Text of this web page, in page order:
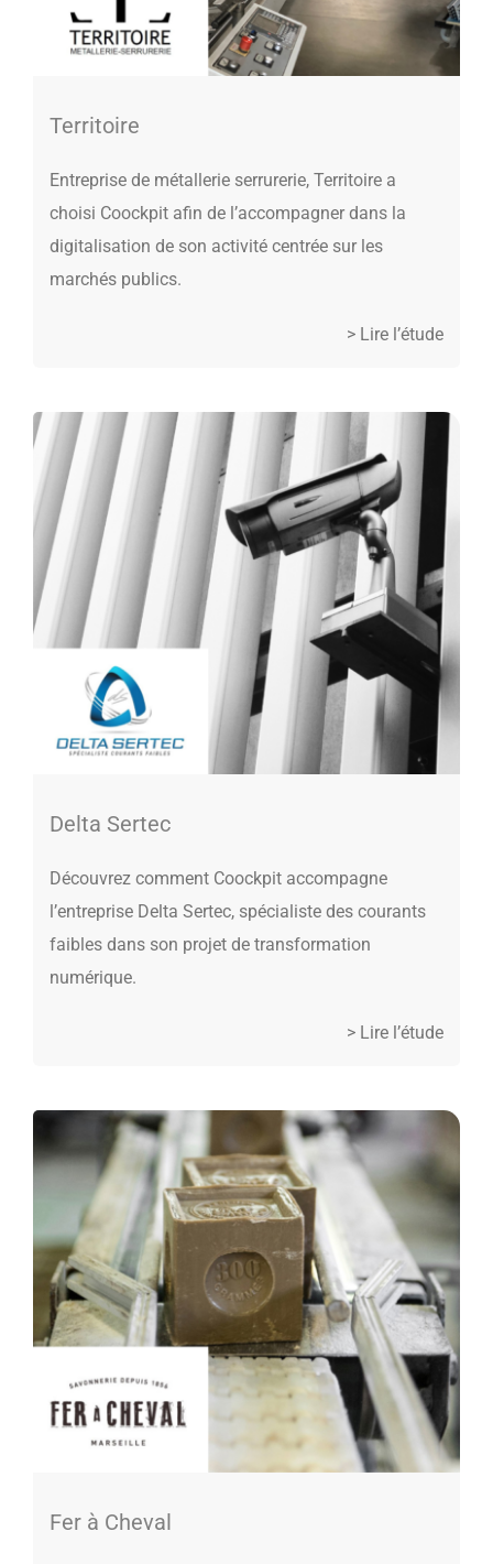
Territoire
Entreprise de métallerie serrurerie, Territoire a
choisi Coockpit afin de l’accompagner dans la
digitalisation de son activité centrée sur les
marchés publics.
> Lire l’étude
Delta Sertec
Découvrez comment Coockpit accompagne
l’entreprise Delta Sertec, spécialiste des courants
faibles dans son projet de transformation
numérique.
> Lire l’étude
Fer à Cheval